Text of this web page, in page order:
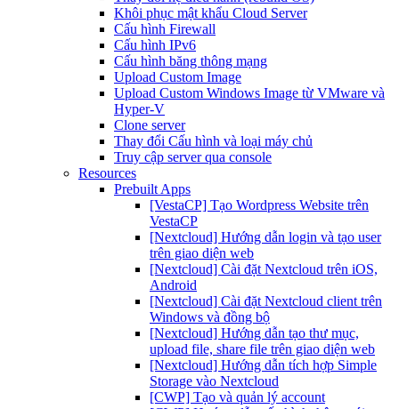
Khôi phục mật khẩu Cloud Server
Cấu hình Firewall
Cấu hình IPv6
Cấu hình băng thông mạng
Upload Custom Image
Upload Custom Windows Image từ VMware và
Hyper-V
Clone server
Thay đổi Cấu hình và loại máy chủ
Truy cập server qua console
Resources
Prebuilt Apps
[VestaCP] Tạo Wordpress Website trên
VestaCP
[Nextcloud] Hướng dẫn login và tạo user
trên giao diện web
[Nextcloud] Cài đặt Nextcloud trên iOS,
Android
[Nextcloud] Cài đặt Nextcloud client trên
Windows và đồng bộ
[Nextcloud] Hướng dẫn tạo thư mục,
upload file, share file trên giao diện web
[Nextcloud] Hướng dẫn tích hợp Simple
Storage vào Nextcloud
[CWP] Tạo và quản lý account